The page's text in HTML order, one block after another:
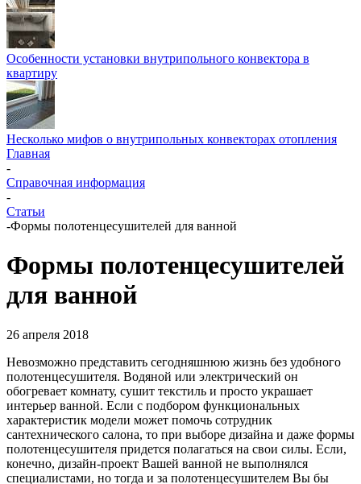
Особенности установки внутрипольного конвектора в
квартиру
Несколько мифов о внутрипольных конвекторах отопления
Главная
-
Справочная информация
-
Статьи
-Формы полотенцесушителей для ванной
Формы полотенцесушителей
для ванной
26 апреля 2018
Невозможно представить сегодняшнюю жизнь без удобного
полотенцесушителя. Водяной или электрический он
обогревает комнату, сушит текстиль и просто украшает
интерьер ванной. Если с подбором функциональных
характеристик модели может помочь сотрудник
сантехнического салона, то при выборе дизайна и даже формы
полотенцесушителя придется полагаться на свои силы. Если,
конечно, дизайн-проект Вашей ванной не выполнялся
специалистами, но тогда и за полотенцесушителем Вы бы